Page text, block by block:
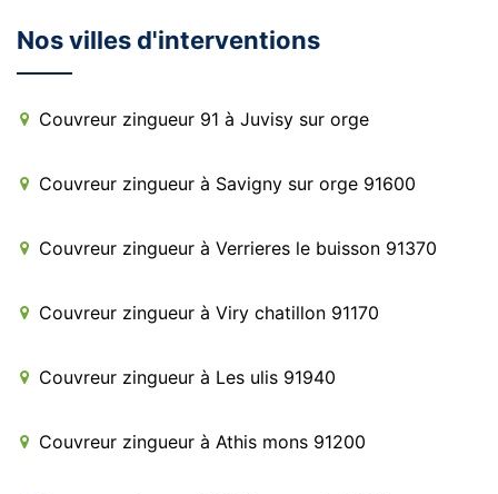
Nos villes d'interventions
Couvreur zingueur 91 à Juvisy sur orge
Couvreur zingueur à Savigny sur orge 91600
Couvreur zingueur à Verrieres le buisson 91370
Couvreur zingueur à Viry chatillon 91170
Couvreur zingueur à Les ulis 91940
Couvreur zingueur à Athis mons 91200